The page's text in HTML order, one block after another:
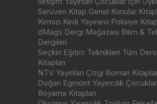
Serüven Kitap Genel Konular
Kırmızı Kedi Yayınevi Polisiye
dMags Dergi Mağazası Bilim &
Dergileri
Seçkin Eğitim Teknikleri Tüm
Kitapları
NTV Yayınları Çizgi Roman
Doğan Egmont Yayıncılık
Boyama Kitapları